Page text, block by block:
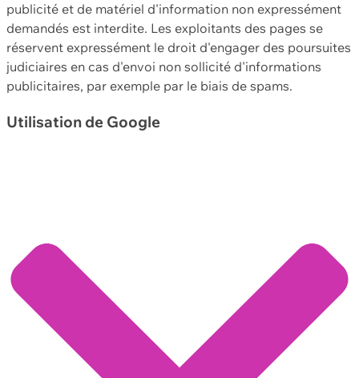
publicité et de matériel d'information non expressément
demandés est interdite. Les exploitants des pages se
réservent expressément le droit d'engager des poursuites
judiciaires en cas d'envoi non sollicité d'informations
publicitaires, par exemple par le biais de spams.
Utilisation de Google